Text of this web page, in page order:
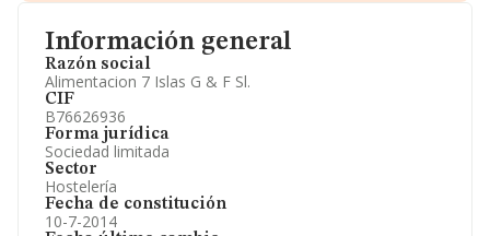
Información general
Razón social
Alimentacion 7 Islas G & F Sl.
CIF
B76626936
Forma jurídica
Sociedad limitada
Sector
Hostelería
Fecha de constitución
10-7-2014
Información oficial y registral complementaria.